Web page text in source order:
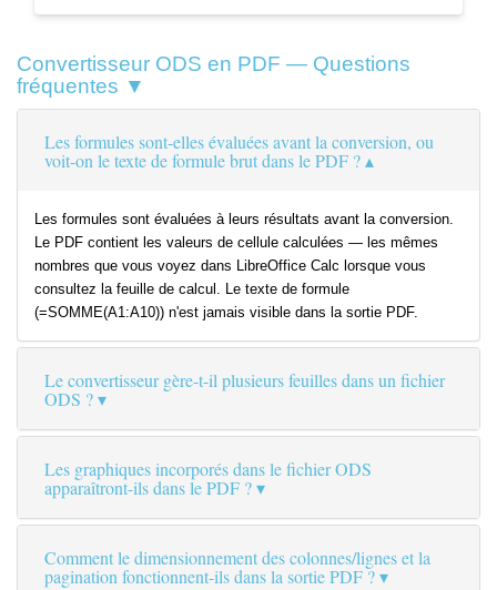
Convertisseur ODS en PDF — Questions
fréquentes ▼
Les formules sont-elles évaluées avant la conversion, ou
voit-on le texte de formule brut dans le PDF ?
Les formules sont évaluées à leurs résultats avant la conversion.
Le PDF contient les valeurs de cellule calculées — les mêmes
nombres que vous voyez dans LibreOffice Calc lorsque vous
consultez la feuille de calcul. Le texte de formule
(=SOMME(A1:A10)) n'est jamais visible dans la sortie PDF.
Le convertisseur gère-t-il plusieurs feuilles dans un fichier
ODS ?
Les graphiques incorporés dans le fichier ODS
apparaîtront-ils dans le PDF ?
Comment le dimensionnement des colonnes/lignes et la
pagination fonctionnent-ils dans la sortie PDF ?